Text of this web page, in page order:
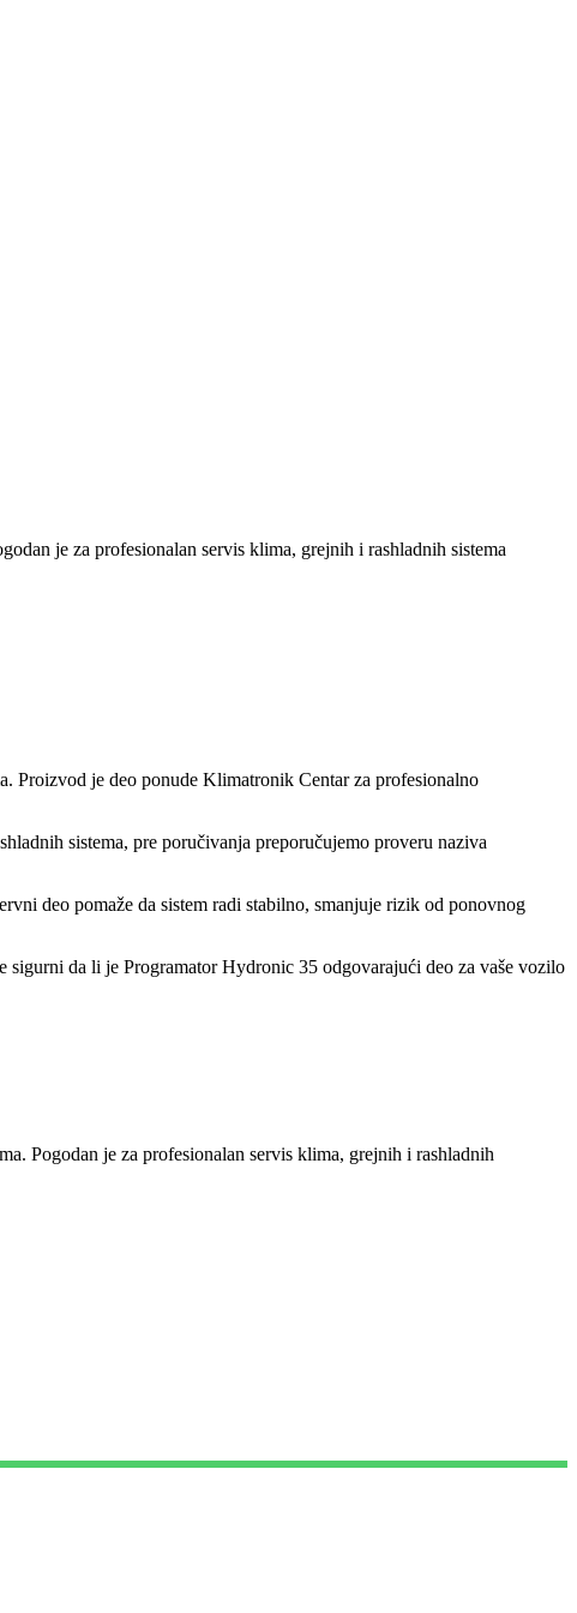
je za profesionalan servis klima, grejnih i rashladnih sistema
Proizvod je deo ponude Klimatronik Centar za profesionalno
sistema, pre poručivanja preporučujemo proveru naziva
deo pomaže da sistem radi stabilno, smanjuje rizik od ponovnog
da li je Programator Hydronic 35 odgovarajući deo za vaše vozilo
Pogodan je za profesionalan servis klima, grejnih i rashladnih